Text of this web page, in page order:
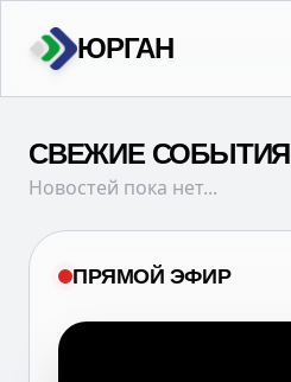
ЮРГАН
СВЕЖИЕ СОБЫТИЯ
Новостей пока нет...
ПРЯМОЙ ЭФИР